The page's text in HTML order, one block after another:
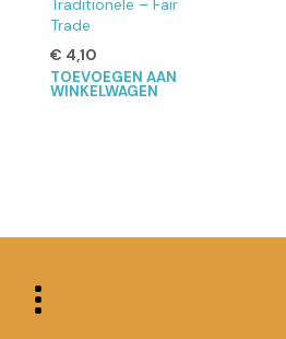
Traditionele – Fair
Trade
€ 4,10
TOEVOEGEN AAN
WINKELWAGEN